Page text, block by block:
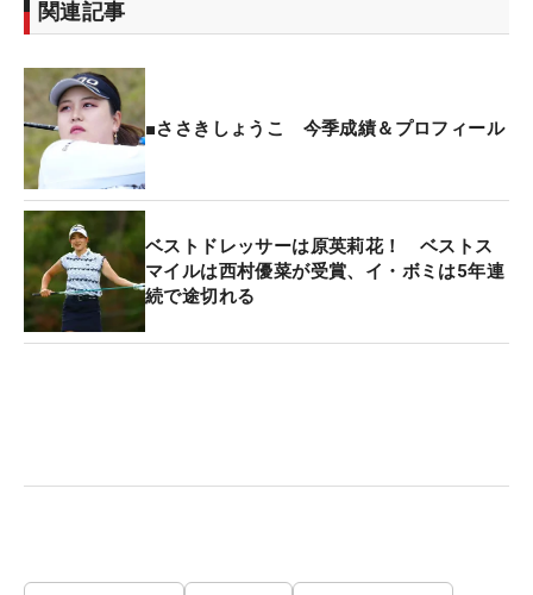
関連記事
■ささきしょうこ 今季成績＆プロフィール
ベストドレッサーは原英莉花！ ベストス
マイルは西村優菜が受賞、イ・ボミは5年連
続で途切れる